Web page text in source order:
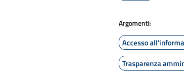
Argomenti:
Accesso
Trasparenza